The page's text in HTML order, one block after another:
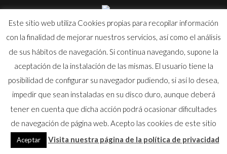
©tpinyeccion.com- Todos los derechos reservados |Aviso
Legal|Política de Privacidad|Política de Cookies
Política de Calidad| Certificado ISO:Español|Inglés|
Francés
Registro sanitario de industrias y productos alimentarios de
Catalunya - Nº RGSEAA 39.008390/B
Este sitio web utiliza Cookies propias para recopilar información
con la finalidad de mejorar nuestros servicios, así como el análisis
de sus hábitos de navegación. Si continua navegando, supone la
aceptación de la instalación de las mismas. El usuario tiene la
posibilidad de configurar su navegador pudiendo, si así lo desea,
impedir que sean instaladas en su disco duro, aunque deberá
tener en cuenta que dicha acción podrá ocasionar dificultades
de navegación de página web. Acepto las cookies de este sitio
Aceptar Visita nuestra página de la política de privacidad